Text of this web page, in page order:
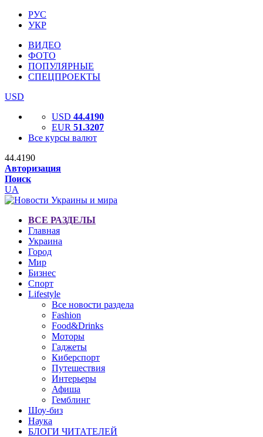
РУС
УКР
ВИДЕО
ФОТО
ПОПУЛЯРНЫЕ
СПЕЦПРОЕКТЫ
USD
USD 44.4190
EUR 51.3207
Все курсы валют
44.4190
Авторизация
Поиск
UA
ВСЕ РАЗДЕЛЫ
Главная
Украина
Город
Мир
Бизнес
Спорт
Lifestyle
Все новости раздела
Fashion
Food&Drinks
Моторы
Гаджеты
Киберспорт
Путешествия
Интерьеры
Афиша
Гемблинг
Шоу-биз
Наука
БЛОГИ ЧИТАТЕЛЕЙ